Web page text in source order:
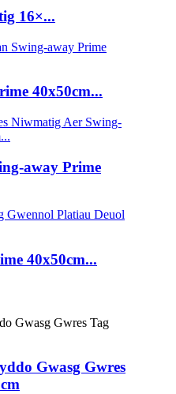
16×...
40x50cm...
away Prime
40x50cm...
Gwasg Gwres